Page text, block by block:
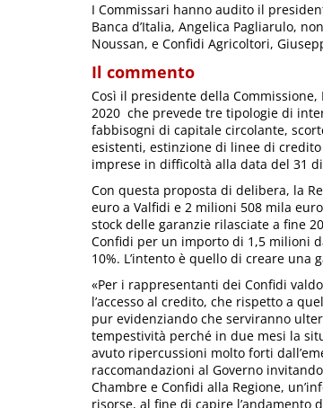
I Commissari hanno audito il
Banca d’Italia, Angelica Pagliarulo,
Noussan, e Confidi Agricoltori,
Il commento
Così il presidente della
2020 che prevede tre tipologie di
fabbisogni di capitale circolante,
esistenti, estinzione di linee di
imprese in difficoltà alla data del 31
Con questa proposta di delibera, la
euro a Valfidi e 2 milioni 508 mila
stock delle garanzie rilasciate a fine
Confidi per un importo di 1,5 milioni
10%. L’intento è quello di creare una
«Per i rappresentanti dei Confidi
l’accesso al credito, che rispetto a
pur evidenziando che serviranno
tempestività perché in due mesi la
avuto ripercussioni molto forti
raccomandazioni al Governo
Chambre e Confidi alla Regione,
risorse, al fine di capire l’andamento